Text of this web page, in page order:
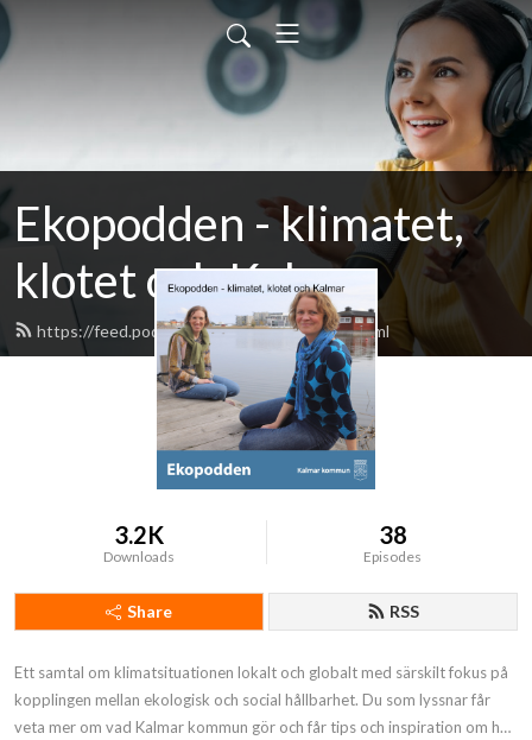
Ekopodden - klimatet,
klotet och Kalmar
https://feed.podbean.com/ekopodden/feed.xml
3.2K
Downloads
38
Episodes
Share RSS
Ett samtal om klimatsituationen lokalt och globalt med särskilt fokus på
kopplingen mellan ekologisk och social hållbarhet. Du som lyssnar får
veta mer om vad Kalmar kommun gör och får tips och inspiration om hur